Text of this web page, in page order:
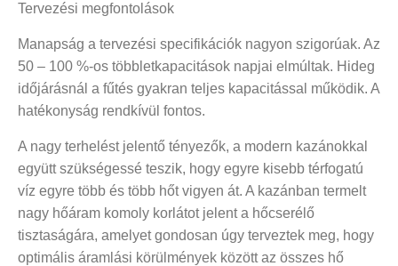
Tervezési megfontolások
Manapság a tervezési specifikációk nagyon szigorúak. Az
50 – 100 %-os többletkapacitások napjai elmúltak. Hideg
időjárásnál a fűtés gyakran teljes kapacitással működik. A
hatékonyság rendkívül fontos.
A nagy terhelést jelentő tényezők, a modern kazánokkal
együtt szükségessé teszik, hogy egyre kisebb térfogatú
víz egyre több és több hőt vigyen át. A kazánban termelt
nagy hőáram komoly korlátot jelent a hőcserélő
tisztaságára, amelyet gondosan úgy terveztek meg, hogy
optimális áramlási körülmények között az összes hő